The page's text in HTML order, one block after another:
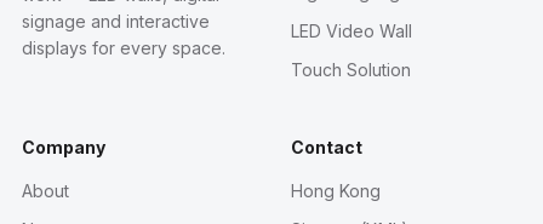
signage and interactive
displays for every space.
LED Video Wall
Touch Solution
Company
About
Contact
Hong Kong